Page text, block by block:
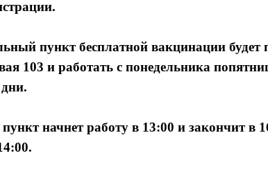
пункт бесплатной вакцинации будет
103 и работать с понедельника
начнет работу в 13:00 и закончит в